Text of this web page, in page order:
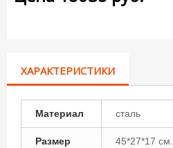
ХАРАКТЕРИСТИКИ
Материал сталь
Размер 45*27*17 см.